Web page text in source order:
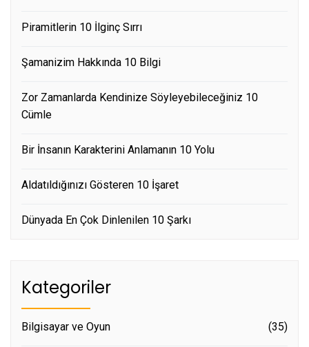
Piramitlerin 10 İlginç Sırrı
Şamanizim Hakkında 10 Bilgi
Zor Zamanlarda Kendinize Söyleyebileceğiniz 10
Cümle
Bir İnsanın Karakterini Anlamanın 10 Yolu
Aldatıldığınızı Gösteren 10 İşaret
Dünyada En Çok Dinlenilen 10 Şarkı
Kategoriler
Bilgisayar ve Oyun (35)